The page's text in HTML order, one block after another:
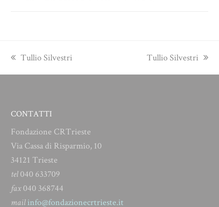
previous
Tullio Silvestri
next
Tullio Silvestri
CONTATTI
Fondazione CRTrieste
Via Cassa di Risparmio, 10
34121 Trieste
tel040 633709
fax040 368744
mailinfo@fondazionecrtrieste.it